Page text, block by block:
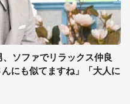
ソファでリラックス仲良
にも似てますね」「大人に